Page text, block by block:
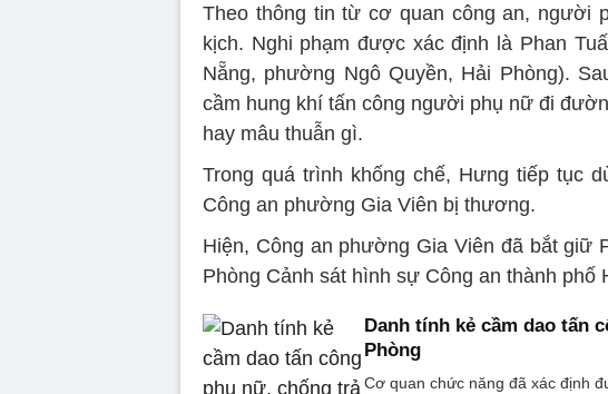
Theo thông tin từ cơ quan công an, người
kịch. Nghi phạm được xác định là Phan
Nẵng, phường Ngô Quyền, Hải Phòng).
cầm hung khí tấn công người phụ nữ đi
hay mâu thuẫn gì.
Trong quá trình khống chế, Hưng tiếp tục
Công an phường Gia Viên bị thương.
Hiện, Công an phường Gia Viên đã bắt giữ
Phòng Cảnh sát hình sự Công an thành phố
Danh tính kẻ cầm dao tấn
Phòng
Cơ quan chức năng đã xác định